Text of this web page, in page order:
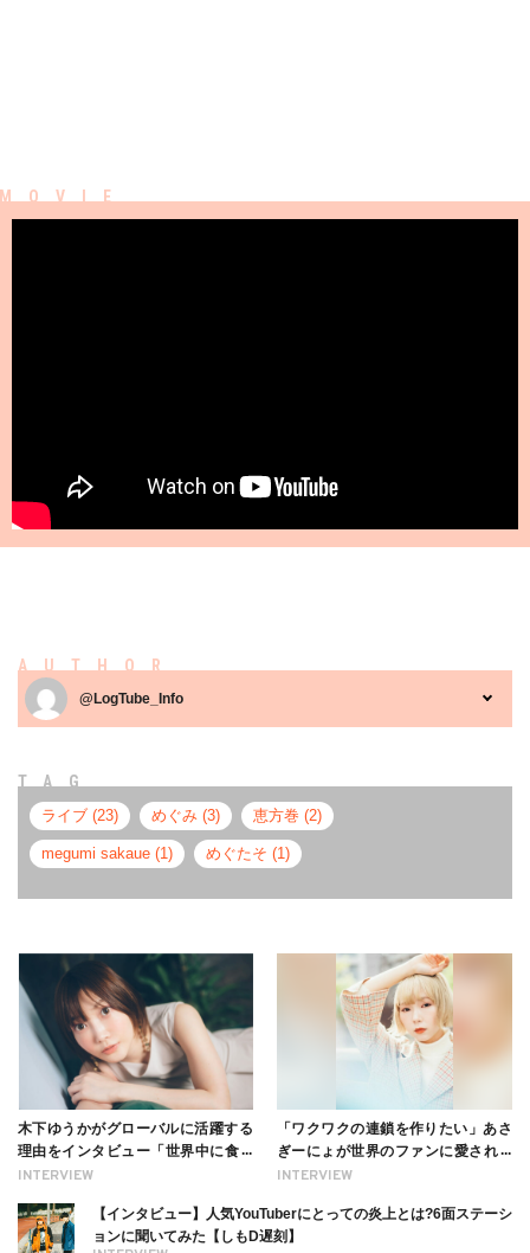
AUTHOR
@LogTube_Info
TAG
ライブ (23) めぐみ (3) 恵方巻 (2)
megumi sakaue (1) めぐたそ (1)
INTERVIEW
木下ゆうかがグローバルに活躍する
理由をインタビュー「世界中に食べ
る幸せを伝えたい」新事務所加入に
INTERVIEW
「ワクワクの連鎖を作りたい」あさ
ぎーにょが世界のファンに愛される
理由【インタビュー】
【インタビュー】人気YouTuberにとっての炎上とは?6面ステーシ
ョンに聞いてみた【しもD遅刻】